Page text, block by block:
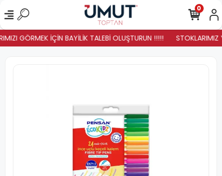
GÖRMEK İÇİN BAYİLİK TALEBİ OLUŞTURUN !!!!! STOKLARIMIZ
0